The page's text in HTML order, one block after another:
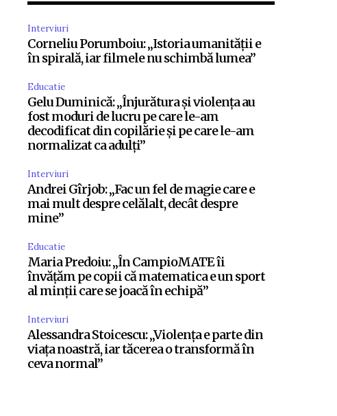
Interviuri
Corneliu Porumboiu: „Istoria umanității e
în spirală, iar filmele nu schimbă lumea”
Educatie
Gelu Duminică: „Înjurătura și violența au
fost moduri de lucru pe care le-am
decodificat din copilărie și pe care le-am
normalizat ca adulți”
Interviuri
Andrei Gîrjob: „Fac un fel de magie care e
mai mult despre celălalt, decât despre
mine”
Educatie
Maria Predoiu: „În CampioMATE îi
învățăm pe copii că matematica e un sport
al minții care se joacă în echipă”
Interviuri
Alessandra Stoicescu: „Violența e parte din
viața noastră, iar tăcerea o transformă în
ceva normal”